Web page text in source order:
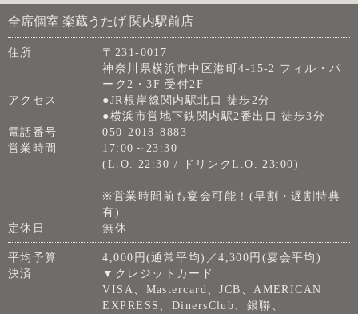
全席個室 楽蔵うたげ 関内駅前店
住所
〒231-0017
神奈川県横浜市中区港町4-15-2 フィル・パ
ーク2・3F 受付2F
アクセス
●JR根岸線関内駅北口 徒歩2分
●横浜市営地下鉄関内駅2番出口 徒歩3分
電話番号
050-2018-8883
営業時間
17:00～23:30
(L.O. 22:30 / ドリンクL.O. 23:00)
※営業時間前も宴会可能！(早割・遅割特典
有)
定休日
無休
平均予算
4,000円(通常平均)／4,300円(宴会平均)
決済
▼クレジットカード
VISA、Mastercard、JCB、AMERICAN
EXPRESS、DinersClub、銀聯、